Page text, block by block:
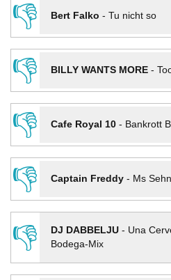
👎
Bert Falko - Tu nicht so
👎
BILLY WANTS MORE-
👎
Cafe Royal 10- Bankrott
👎
Captain Freddy- Ms
👎
DJ DABBELJU- Una
Bodega-Mix